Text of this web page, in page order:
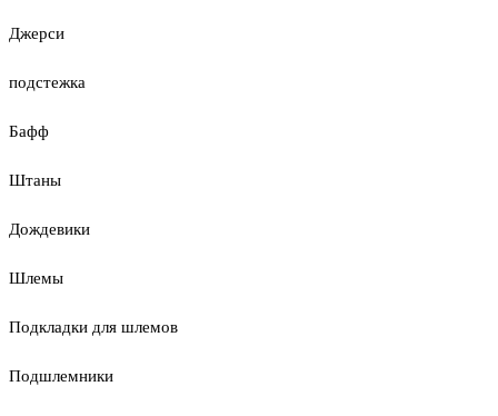
Джерси
подстежка
Бафф
Штаны
Дождевики
Шлемы
Подкладки для шлемов
Подшлемники